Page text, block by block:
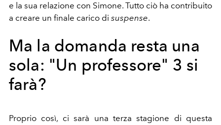
e la sua relazione con Simone. Tutto ciò ha contribuito
a creare un finale carico di suspense.
Ma la domanda resta una
sola: "Un professore" 3 si
farà?
Proprio così, ci sarà una terza stagione di questa